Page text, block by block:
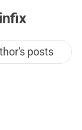
posts